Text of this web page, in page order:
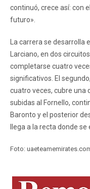
continuó, crece así: con
futuro».
La carrera se desarrolla
Larciano, en dos
completarse cuatro
significativos. El
cuatro veces, cubre una
subidas al Fornello,
Baronto y el posterior
llega a la recta donde
Foto: